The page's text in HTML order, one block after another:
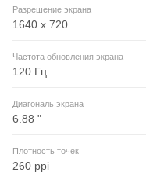
Разрешение экрана
1640 x 720
Частота обновления экрана
120 Гц
Диагональ экрана
6.88 "
Плотность точек
260 ppi